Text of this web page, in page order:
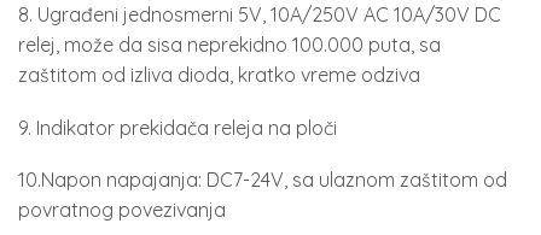
8. Ugrađeni jednosmerni 5V, 10A/250V AC 10A/30V DC
relej, može da sisa neprekidno 100.000 puta, sa
zaštitom od izliva dioda, kratko vreme odziva
9. Indikator prekidača releja na ploči
10.Napon napajanja: DC7-24V, sa ulaznom zaštitom od
povratnog povezivanja